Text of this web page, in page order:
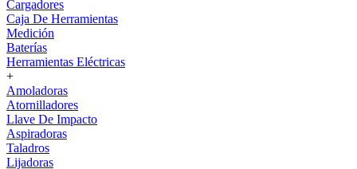
Cargadores
Caja De Herramientas
Medición
Baterías
Herramientas Eléctricas
+
Amoladoras
Atornilladores
Llave De Impacto
Aspiradoras
Taladros
Lijadoras